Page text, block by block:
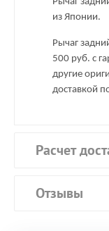
из Японии.
Рычаг
500 руб. с
другие
доставкой
Расчет
Отзывы